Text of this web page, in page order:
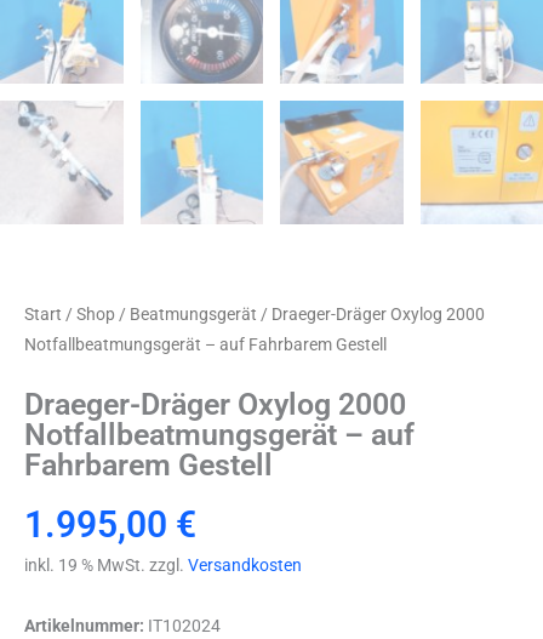
Start / Shop / Beatmungsgerät / Draeger-Dräger Oxylog 2000
Notfallbeatmungsgerät – auf Fahrbarem Gestell
Draeger-Dräger Oxylog 2000
Notfallbeatmungsgerät – auf
Fahrbarem Gestell
1.995,00 €
inkl. 19 % MwSt. zzgl. Versandkosten
Artikelnummer: IT102024